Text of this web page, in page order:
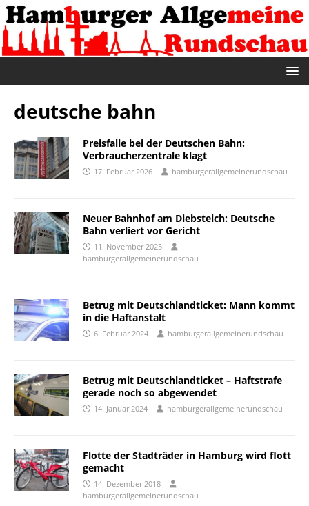
deutsche bahn
Preisfalle bei der Deutschen Bahn:
Verbraucherzentrale klagt
17. Februar 2026 hamburgerallgemeinerundschau
Neuer Bahnhof am Diebsteich: Deutsche
Bahn verliert vor Gericht
11. November 2025
hamburgerallgemeinerundschau
Betrug mit Deutschlandticket: Mann kommt
in die Haftanstalt
6. Februar 2024 hamburgerallgemeinerundschau
Betrug mit Deutschlandticket – Haftstrafe
gerade noch so abgewendet
14. Januar 2024 hamburgerallgemeinerundschau
Flotte der Stadträder in Hamburg wird flott
gemacht
14. Dezember 2018
hamburgerallgemeinerundschau